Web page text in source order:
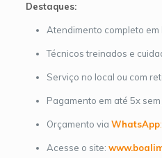
Destaques:
Atendimento completo
Técnicos treinados e
Serviço no local ou com
Pagamento em até 5x sem
Orçamento via WhatsApp:
Acesse o site: